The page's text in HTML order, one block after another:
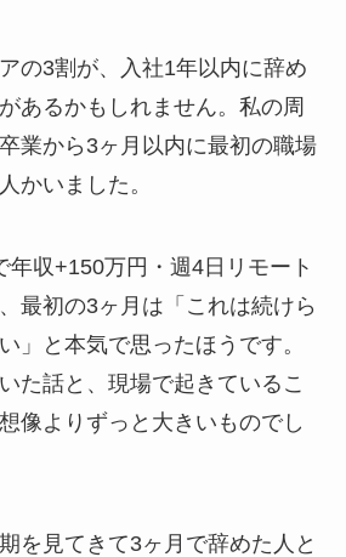
の3割が、入社1年以内に辞め
あるかもしれません。私の周
業から3ヶ月以内に最初の職場
かいました。
年収+150万円・週4日リモート
最初の3ヶ月は「これは続けら
」と本気で思ったほうです。
た話と、現場で起きているこ
像よりずっと大きいものでし
を見てきて3ヶ月で辞めた人と